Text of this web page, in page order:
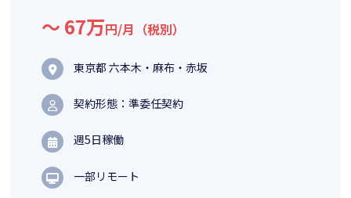
〜 67万円/月（税別）
東京都 六本木・麻布・赤坂
契約形態：準委任契約
週5日稼働
一部リモート